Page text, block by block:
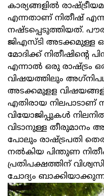
കാര്യങ്ങളിൽ
എന്നതാണ് നിതീഷ് എന്ന
നഷ്ടപ്പെടുത്തിയത്.
ജിഎസ്ടി അടക്കമുള്ള
മോദിക്ക് നിതീഷിന്റെ
എന്നാൽ ഒരു രാഷ്ട്രം
വിഷയത്തിലും
അടക്കമുളള
എതിരായ നിലപാടാണ്
വിയോജിപ്പുകൾ
വിടാനുള്ള
പോലും രാഷ്ട്രപതി
നൽകിയ പിന്തുണ
പ്രതിപക്ഷത്തിന്
ചോദ്യം